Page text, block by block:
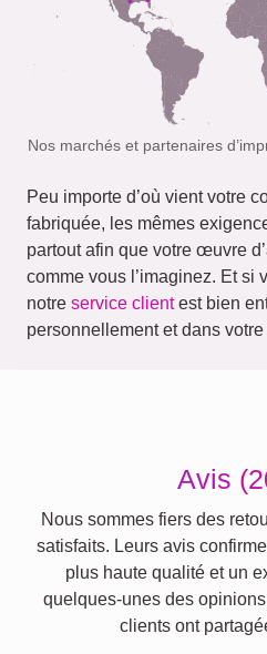
Nos marchés et partenaires
Peu importe d’où vient votre
fabriquée, les mêmes
partout afin que votre œuvre
comme vous l’imaginez. Et si
notre service clientest bien
personnellement et dans
Avis
Nous sommes fiers des
satisfaits. Leurs avis
plus haute qualité et un
quelques-unes des
clients ont